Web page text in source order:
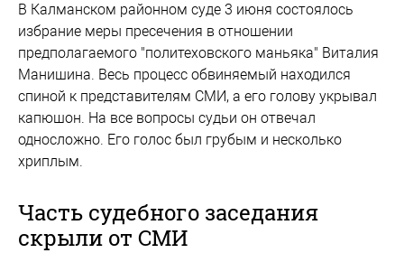
В Калманском районном суде 3 июня состоялось
избрание меры пресечения в отношении
предполагаемого "политеховского маньяка" Виталия
Манишина. Весь процесс обвиняемый находился
спиной к представителям СМИ, а его голову укрывал
капюшон. На все вопросы судьи он отвечал
односложно. Его голос был грубым и несколько
хриплым.
Часть судебного заседания
скрыли от СМИ